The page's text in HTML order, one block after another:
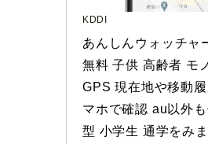
KDDI
あんしんウォッチャ
無料 子供 高齢者 モ
GPS 現在地や移動
マホで確認 au以外
型 小学生 通学をみ